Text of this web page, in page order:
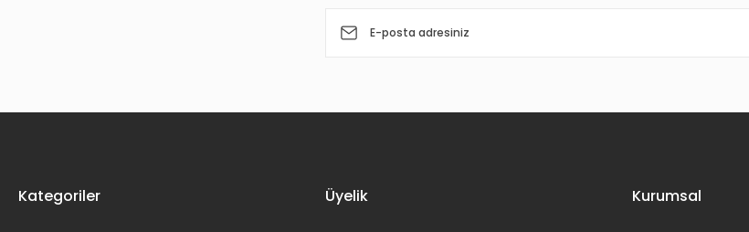
Kategoriler Üyelik Kurumsal